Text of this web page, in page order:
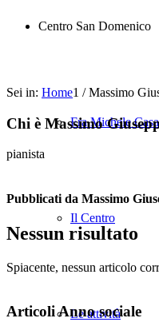
Centro San Domenico
Fra Michele
Il Centro
Le attività
Sei in: Home1 / Massimo
Chi è Massimo
pianista
Pubblicati da Massimo
Nessun risultato
Spiacente, nessun articolo
Articoli Anno sociale